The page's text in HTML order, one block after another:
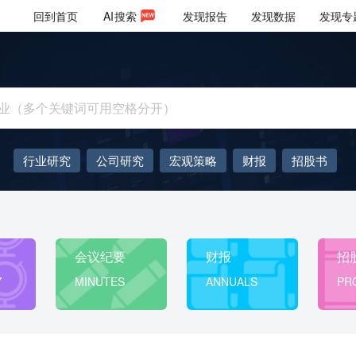
回到首页 AI搜索 发现报告 发现数据 发现专
行业研究 公司研究 宏观策略 财报
招股书
会议纪要
Token 低空经济 十五五 AIGC 大模型
会议纪要
MINUTES
财报
ANNUALS
招